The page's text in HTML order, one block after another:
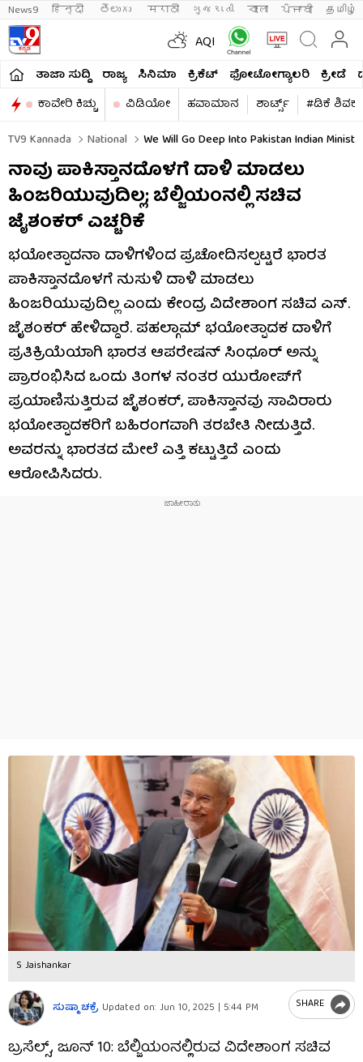
News9 हिन्दी తెలుగు मराठी ગુજરાતી বাংলা ਪੰਜਾਬੀ தமிழ்
AQI
ತಾಜಾ ಸುದ್ದಿ ರಾಜ್ಯ ಸಿನಿಮಾ ಕ್ರಿಕೆಟ್​ ಫೋಟೋಗ್ಯಾಲರಿ ಕ್ರೀಡೆ
ಕಾವೇರಿ ಕಿಚ್ಚು
ವಿಡಿಯೋ ಹವಾಮಾನ ಶಾರ್ಟ್ಸ್​
#ಡಿಕೆ
TV9 Kannada
National We Will Go Deep Into Pakistan Indian
ನಾವು ಪಾಕಿಸ್ತಾನದೊಳಗೆ ದಾಳಿ ಮಾಡಲು
ಹಿಂಜರಿಯುವುದಿಲ್ಲ; ಬೆಲ್ಜಿಯಂನಲ್ಲಿ ಸಚಿವ
ಜೈಶಂಕರ್ ಎಚ್ಚರಿಕೆ
ಭಯೋತ್ಪಾದನಾ ದಾಳಿಗಳಿಂದ ಪ್ರಚೋದಿಸಲ್ಪಟ್ಟರೆ ಭಾರತ
ಪಾಕಿಸ್ತಾನದೊಳಗೆ ನುಸುಳಿ ದಾಳಿ ಮಾಡಲು
ಹಿಂಜರಿಯುವುದಿಲ್ಲ ಎಂದು ಕೇಂದ್ರ ವಿದೇಶಾಂಗ ಸಚಿವ ಎಸ್.
ಜೈಶಂಕರ್ ಹೇಳಿದ್ದಾರೆ. ಪಹಲ್ಗಾಮ್ ಭಯೋತ್ಪಾದಕ ದಾಳಿಗೆ
ಪ್ರತಿಕ್ರಿಯೆಯಾಗಿ ಭಾರತ ಆಪರೇಷನ್ ಸಿಂಧೂರ್ ಅನ್ನು
ಪ್ರಾರಂಭಿಸಿದ ಒಂದು ತಿಂಗಳ ನಂತರ ಯುರೋಪ್‌ಗೆ
ಪ್ರಯಾಣಿಸುತ್ತಿರುವ ಜೈಶಂಕರ್, ಪಾಕಿಸ್ತಾನವು ಸಾವಿರಾರು
ಭಯೋತ್ಪಾದಕರಿಗೆ ಬಹಿರಂಗವಾಗಿ ತರಬೇತಿ ನೀಡುತ್ತಿದೆ.
ಅವರನ್ನು ಭಾರತದ ಮೇಲೆ ಎತ್ತಿ ಕಟ್ಟುತ್ತಿದೆ ಎಂದು
ಆರೋಪಿಸಿದರು.
S Jaishankar
ಸುಷ್ಮಾ ಚಕ್ರೆ Updated on: Jun 10, 2025 | 5:44 PM SHARE
ಬ್ರಸೆಲ್ಸ್, ಜೂನ್ 10: ಬೆಲ್ಜಿಯಂನಲ್ಲಿರುವ ವಿದೇಶಾಂಗ ಸಚಿವ